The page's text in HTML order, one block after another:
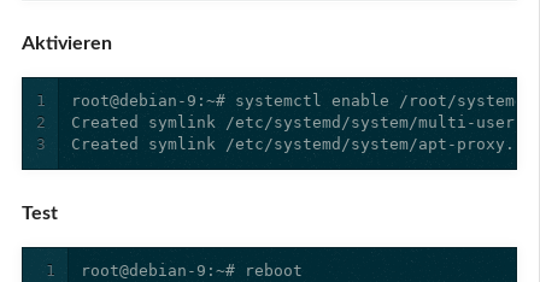
Aktivieren
1
2
3
Created symlink /etc/systemd/system/apt-
Test
1